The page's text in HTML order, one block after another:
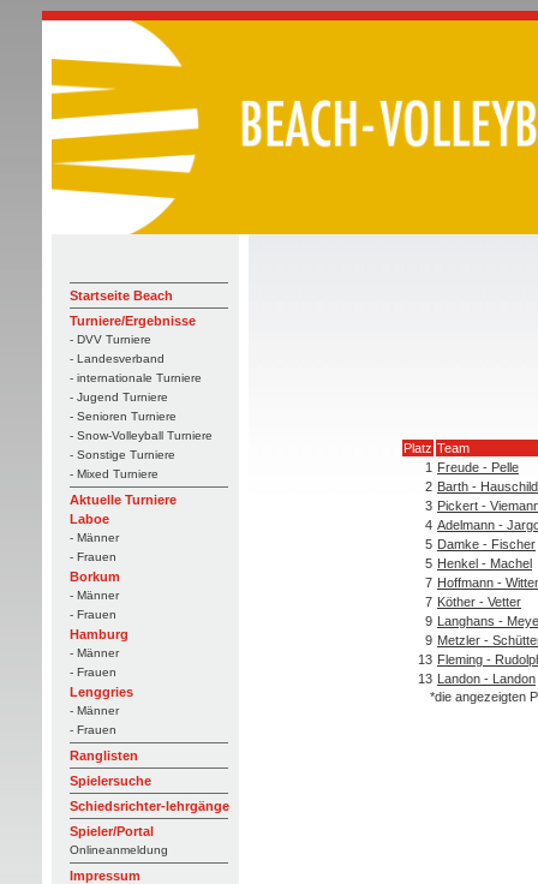
Startseite Beach
Turniere/Ergebnisse
- DVV Turniere
- Landesverband
- internationale Turniere
- Jugend Turniere
- Senioren Turniere
- Snow-Volleyball Turniere
- Sonstige Turniere
- Mixed Turniere
Aktuelle Turniere
Laboe
- Männer
- Frauen
Borkum
- Männer
- Frauen
Hamburg
- Männer
- Frauen
Lenggries
- Männer
- Frauen
Ranglisten
Spielersuche
Schiedsrichter-lehrgänge
Spieler/Portal
Onlineanmeldung
Impressum
Platz Team
1 Freude - Pelle
2 Barth - Hauschild
3 Pickert -
4 Adelmann -
5 Damke - Fischer
5 Henkel - Machel
7 Hoffmann -
7 Köther - Vetter
9 Langhans -
9 Metzler -
13 Fleming -
13 Landon - Landon
*die angezeigten